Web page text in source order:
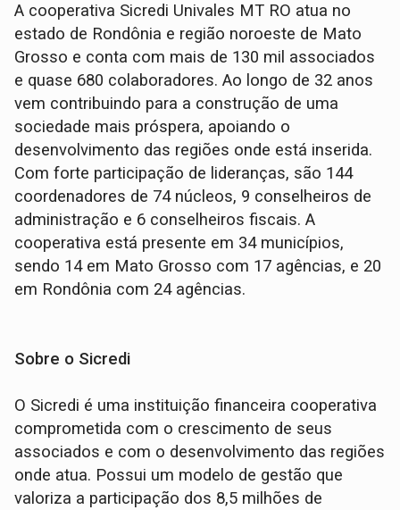
A cooperativa Sicredi Univales MT RO atua no
estado de Rondônia e região noroeste de Mato
Grosso e conta com mais de 130 mil associados
e quase 680 colaboradores. Ao longo de 32 anos
vem contribuindo para a construção de uma
sociedade mais próspera, apoiando o
desenvolvimento das regiões onde está inserida.
Com forte participação de lideranças, são 144
coordenadores de 74 núcleos, 9 conselheiros de
administração e 6 conselheiros fiscais. A
cooperativa está presente em 34 municípios,
sendo 14 em Mato Grosso com 17 agências, e 20
em Rondônia com 24 agências.
Sobre o Sicredi
O Sicredi é uma instituição financeira cooperativa
comprometida com o crescimento de seus
associados e com o desenvolvimento das regiões
onde atua. Possui um modelo de gestão que
valoriza a participação dos 8,5 milhões de